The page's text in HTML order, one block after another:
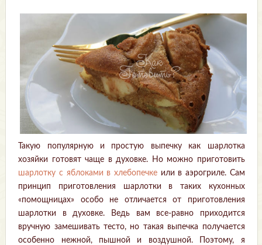
Такую популярную и простую выпечку как шарлотка
хозяйки готовят чаще в духовке. Но можно приготовить
шарлотку с яблоками в хлебопечке или в аэрогриле. Сам
принцип приготовления шарлотки в таких кухонных
«помощницах» особо не отличается от приготовления
шарлотки в духовке. Ведь вам все-равно приходится
вручную замешивать тесто, но такая выпечка получается
особенно нежной, пышной и воздушной. Поэтому, я